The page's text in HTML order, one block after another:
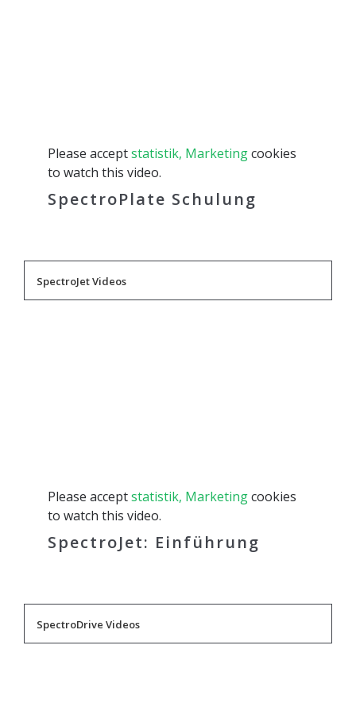
Please acceptstatistik, Marketingcookies
to watch this video.
SpectroPlate Schulung
SpectroJet Videos
Please acceptstatistik, Marketingcookies
to watch this video.
SpectroJet: Einführung
SpectroDrive Videos